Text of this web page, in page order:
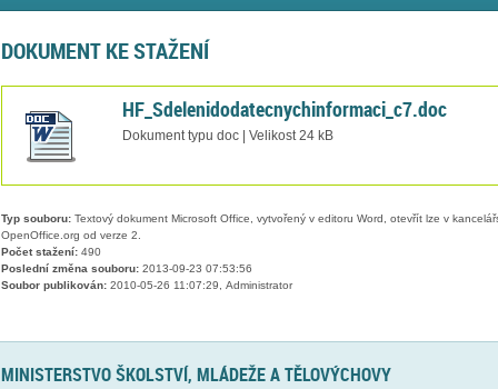
DOKUMENT KE STAŽENÍ
HF_Sdelenidodatecnychinformaci_c7.doc
Dokument typu doc | Velikost 24 kB
Typ souboru:Textový dokument Microsoft Office, vytvořený v editoru Word, otevřít lze v
OpenOffice.org od verze 2.
Počet stažení:490
Poslední změna souboru:2013-09-23 07:53:56
Soubor publikován:2010-05-26 11:07:29, Administrator
MINISTERSTVO ŠKOLSTVÍ, MLÁDEŽE A TĚLOVÝCHOVY